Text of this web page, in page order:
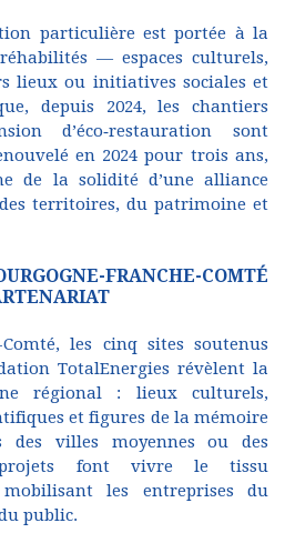
particulière est portée à la
— espaces culturels,
lieux ou initiatives sociales et
depuis 2024, les chantiers
d’éco‑restauration sont
en 2024 pour trois ans,
de la solidité d’une alliance
territoires, du patrimoine et
FRANCHE-COMTÉ
Comté, les cinq sites soutenus
TotalEnergies révèlent la
régional : lieux culturels,
et figures de la mémoire
des villes moyennes ou des
projets font vivre le tissu
les entreprises du
public.